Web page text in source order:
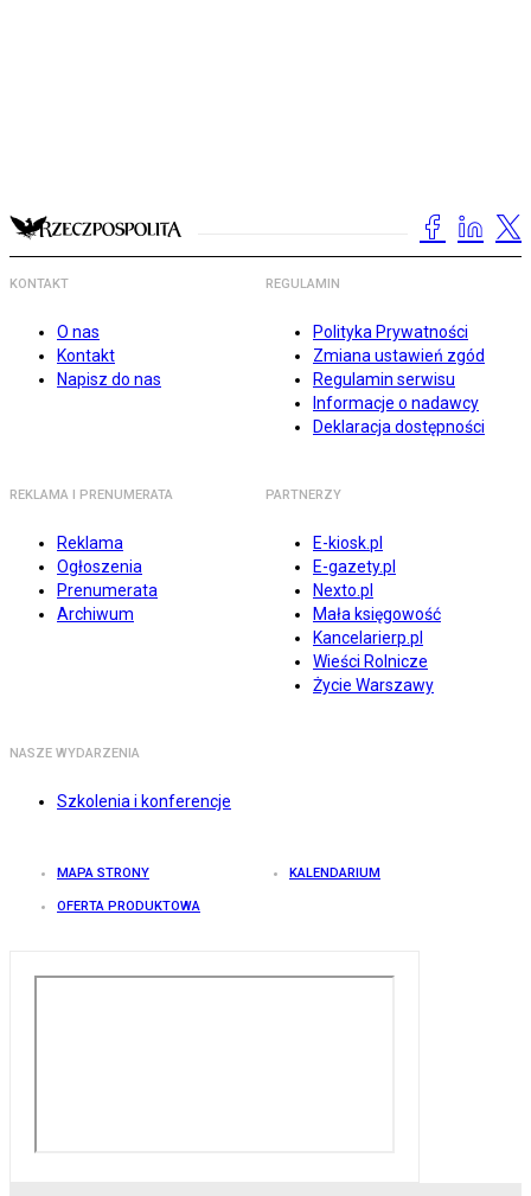
KONTAKT
O nas
Kontakt
Napisz do nas
REGULAMIN
Polityka Prywatności
Zmiana ustawień zgód
Regulamin serwisu
Informacje o nadawcy
Deklaracja dostępności
REKLAMA I PRENUMERATA
Reklama
Ogłoszenia
Prenumerata
Archiwum
PARTNERZY
E-kiosk.pl
E-gazety.pl
Nexto.pl
Mała księgowość
Kancelarierp.pl
Wieści Rolnicze
Życie Warszawy
NASZE WYDARZENIA
Szkolenia i konferencje
MAPA STRONY KALENDARIUM
OFERTA PRODUKTOWA